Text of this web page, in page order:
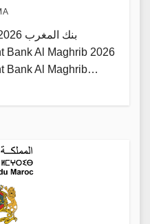
Bank Al Maghrib 2026
Bank Al Maghrib…